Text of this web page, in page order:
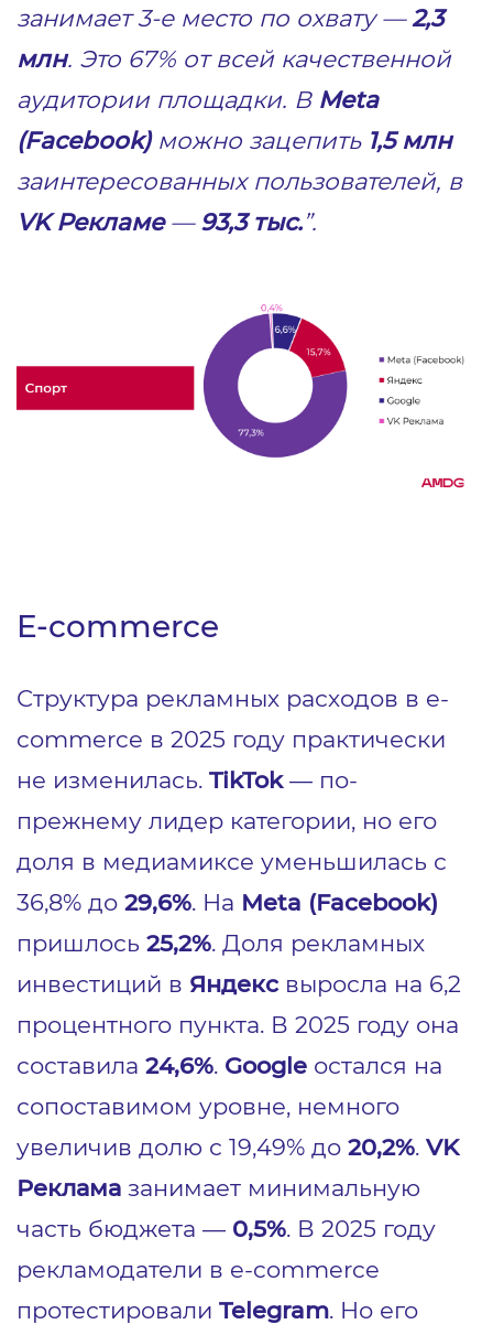
занимает 3-е место по охвату —2,3
млн. Это 67% от всей качественной
аудитории площадки. В Meta
(Facebook) можно зацепить 1,5 млн
заинтересованных пользователей, в
VK Рекламе—93,3 тыс.”.
E-commerce
Структура рекламных расходов в e-
commerce в 2025 году практически
не изменилась. TikTok— по-
прежнему лидер категории, но его
доля в медиамиксе уменьшилась с
36,8% до 29,6%. На Meta (Facebook)
пришлось 25,2%. Доля рекламных
инвестиций в Яндексвыросла на 6,2
процентного пункта. В 2025 году она
составила 24,6%. Google остался на
сопоставимом уровне, немного
увеличив долю с 19,49% до 20,2%. VK
Реклама занимает минимальную
часть бюджета — 0,5%. В 2025 году
рекламодатели в e-commerce
протестировали Telegram. Но его